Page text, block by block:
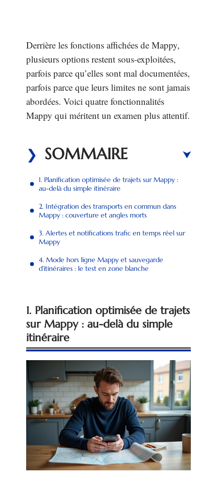
Derrière les fonctions affichées de Mappy,
plusieurs options restent sous-exploitées,
parfois parce qu’elles sont mal documentées,
parfois parce que leurs limites ne sont jamais
abordées. Voici quatre fonctionnalités
Mappy qui méritent un examen plus attentif.
SOMMAIRE
1. Planification optimisée de trajets sur Mappy :
au-delà du simple itinéraire
2. Intégration des transports en commun dans
Mappy : couverture et angles morts
3. Alertes et notifications trafic en temps réel sur
Mappy
4. Mode hors ligne Mappy et sauvegarde
d’itinéraires : le test en zone blanche
1. Planification optimisée de trajets
sur Mappy : au-delà du simple
itinéraire